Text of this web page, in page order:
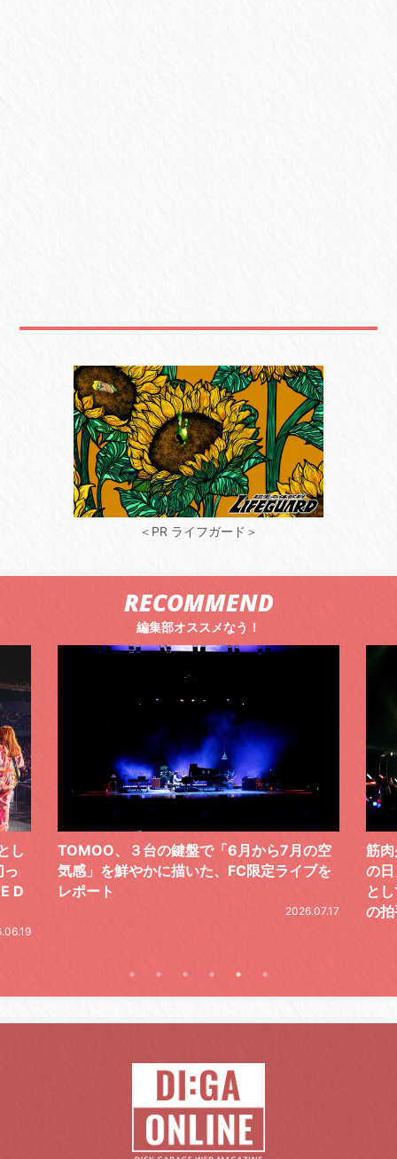
＜PR ライフガード＞
RECOMMEND
編集部オススメなう！
から7月の空
限定ライブを
筋肉少女帯、恒例の周年記念ライブ「#筋
の日」。今年は“「幻と想」5 LIVE”の
として開催。天井知らずのステージに万